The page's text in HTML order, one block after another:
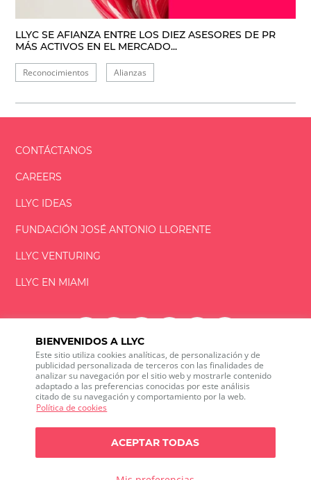
BIENVENIDOS A LLYC
Este sitio utiliza cookies analíticas, de personalización y de
publicidad personalizada de terceros con las finalidades de
analizar su navegación por el sitio web y mostrarle contenido
adaptado a las preferencias conocidas por este análisis
citado de su navegación y comportamiento por la web.
Política de cookies
ACEPTAR TODAS
LLYC SE AFIANZA ENTRE LOS DIEZ ASESORES DE PR
MÁS ACTIVOS EN EL MERCADO...
Reconocimientos Alianzas
CONTÁCTANOS
CAREERS
LLYC IDEAS
FUNDACIÓNJOSÉ ANTONIO LLORENTE
LLYC VENTURING
LLYC EN MIAMI
LLYC © 2026 Todos los derechos reservados
ES EN PT BR
600 Brickell Avenue, Suite 2125 Miami, Florida 33131
Política de cookies
Política de privacidad sobre Social media listening